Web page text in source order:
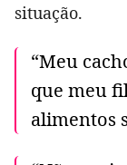
situação.
“Meu
que meu
alimentos